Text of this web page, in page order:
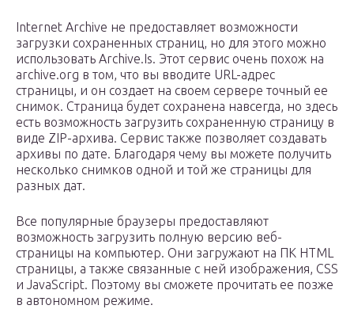
Internet Archive не предоставляет возможности
загрузки сохраненных страниц, но для этого можно
использовать Archive.Is. Этот сервис очень похож на
archive.org в том, что вы вводите URL-адрес
страницы, и он создает на своем сервере точный ее
снимок. Страница будет сохранена навсегда, но здесь
есть возможность загрузить сохраненную страницу в
виде ZIP-архива. Сервис также позволяет создавать
архивы по дате. Благодаря чему вы можете получить
несколько снимков одной и той же страницы для
разных дат.
Все популярные браузеры предоставляют
возможность загрузить полную версию веб-
страницы на компьютер. Они загружают на ПК HTML
страницы, а также связанные с ней изображения, CSS
и JavaScript. Поэтому вы сможете прочитать ее позже
в автономном режиме.